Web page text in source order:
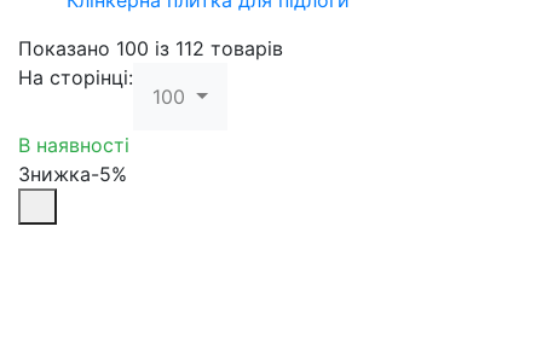
Показано 100 із 112 товарів
На сторінці:
100
В наявності
Знижка-5%